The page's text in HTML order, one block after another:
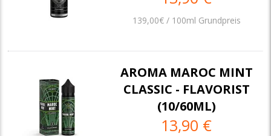
139,00€ / 100ml Grundpreis
AROMA MAROC MINT
CLASSIC - FLAVORIST
(10/60ML)
13,90 €